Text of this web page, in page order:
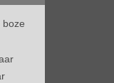
boze